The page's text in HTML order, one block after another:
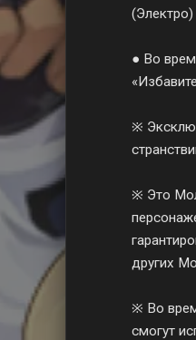
● Во
※
※ Это
других
※ Во
смогут